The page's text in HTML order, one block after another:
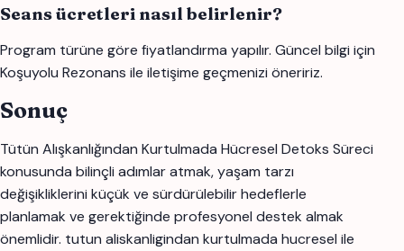
Seans ücretleri nasıl belirlenir?
Program türüne göre fiyatlandırma yapılır. Güncel bilgi için
Koşuyolu Rezonans ile iletişime geçmenizi öneririz.
Sonuç
Tütün Alışkanlığından Kurtulmada Hücresel Detoks Süreci
konusunda bilinçli adımlar atmak, yaşam tarzı
değişikliklerini küçük ve sürdürülebilir hedeflerle
planlamak ve gerektiğinde profesyonel destek almak
önemlidir. tutun aliskanligindan kurtulmada hucresel ile